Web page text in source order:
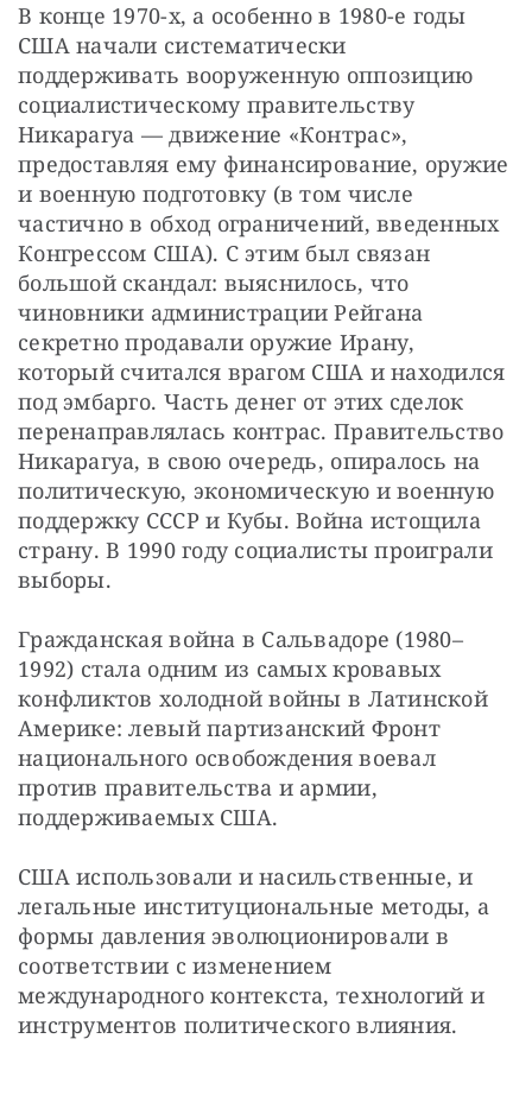
В конце 1970-х, а особенно в 1980-е годы
США начали систематически
поддерживать вооруженную оппозицию
социалистическому правительству
Никарагуа — движение «Контрас»,
предоставляя ему финансирование, оружие
и военную подготовку (в том числе
частично в обход ограничений, введенных
Конгрессом США). С этим был связан
большой скандал: выяснилось, что
чиновники администрации Рейгана
секретно продавали оружие Ирану,
который считался врагом США и находился
под эмбарго. Часть денег от этих сделок
перенаправлялась контрас. Правительство
Никарагуа, в свою очередь, опиралось на
политическую, экономическую и военную
поддержку СССР и Кубы. Война истощила
страну. В 1990 году социалисты проиграли
выборы.
Гражданская война в Сальвадоре (1980–
1992) стала одним из самых кровавых
конфликтов холодной войны в Латинской
Америке: левый партизанский Фронт
национального освобождения воевал
против правительства и армии,
поддерживаемых США.
США использовали и насильственные, и
легальные институциональные методы, а
формы давления эволюционировали в
соответствии с изменением
международного контекста, технологий и
инструментов политического влияния.